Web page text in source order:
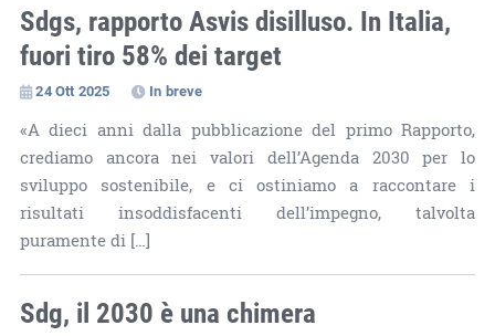
Sdgs, rapporto Asvis disilluso. In Italia,
fuori tiro 58% dei target
24 Ott 2025 In breve
«A dieci anni dalla pubblicazione del primo Rapporto,
crediamo ancora nei valori dell’Agenda 2030 per lo
sviluppo sostenibile, e ci ostiniamo a raccontare i
risultati insoddisfacenti dell’impegno, talvolta
puramente di […]
Sdg, il 2030 è una chimera